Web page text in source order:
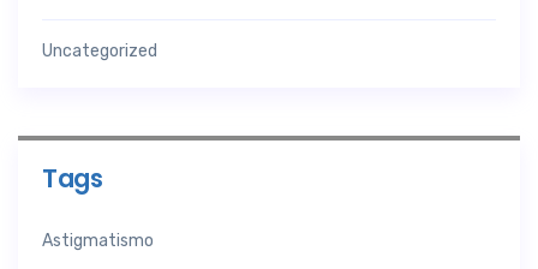
Uncategorized
Tags
Astigmatismo